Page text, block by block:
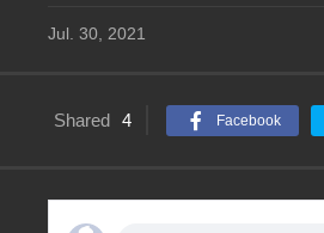
Jul. 30, 2021
Shared 4 Facebook